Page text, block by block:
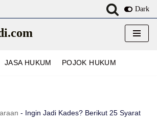
Dark
JASA HUKUM POJOK HUKUM
- Ingin Jadi Kades? Berikut 25 Syarat